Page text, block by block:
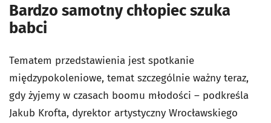
Bardzo samotny chłopiec szuka
babci
Tematem przedstawienia jest spotkanie
międzypokoleniowe, temat szczególnie ważny teraz,
gdy żyjemy w czasach boomu młodości – podkreśla
Jakub Krofta, dyrektor artystyczny Wrocławskiego